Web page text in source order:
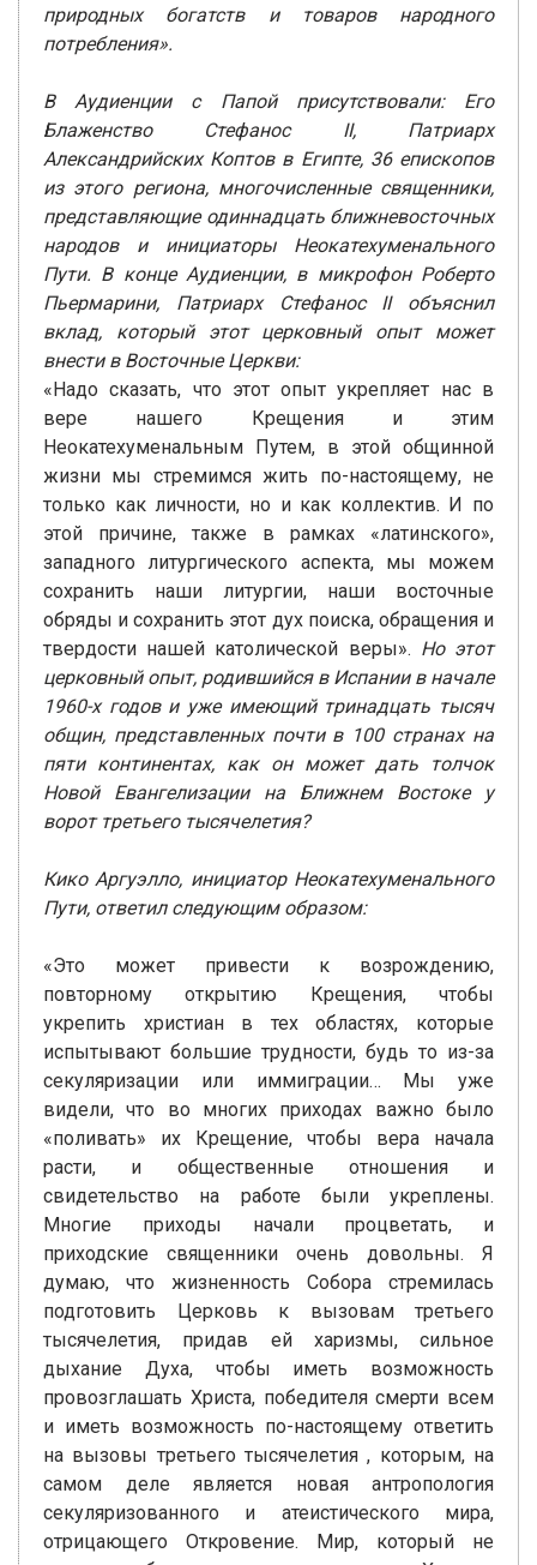
природных богатств и товаров народного
потребления».
В Аудиенции с Папой присутствовали: Его
Блаженство Стефанос II, Патриарх
Александрийских Коптов в Египте, 36 епископов
из этого региона, многочисленные священники,
представляющие одиннадцать ближневосточных
народов и инициаторы Неокатехуменального
Пути. В конце Аудиенции, в микрофон Роберто
Пьермарини, Патриарх Стефанос II объяснил
вклад, который этот церковный опыт может
внести в Восточные Церкви:
«Надо сказать, что этот опыт укрепляет нас в
вере нашего Крещения и этим
Неокатехуменальным Путем, в этой общинной
жизни мы стремимся жить по-настоящему, не
только как личности, но и как коллектив. И по
этой причине, также в рамках «латинского»,
западного литургического аспекта, мы можем
сохранить наши литургии, наши восточные
обряды и сохранить этот дух поиска, обращения и
твердости нашей католической веры». Но этот
церковный опыт, родившийся в Испании в начале
1960-х годов и уже имеющий тринадцать тысяч
общин, представленных почти в 100 странах на
пяти континентах, как он может дать толчок
Новой Евангелизации на Ближнем Востоке у
ворот третьего тысячелетия?
Кико Аргуэлло, инициатор Неокатехуменального
Пути, ответил следующим образом:
«Это может привести к возрождению,
повторному открытию Крещения, чтобы
укрепить христиан в тех областях, которые
испытывают большие трудности, будь то из-за
секуляризации или иммиграции… Мы уже
видели, что во многих приходах важно было
«поливать» их Крещение, чтобы вера начала
расти, и общественные отношения и
свидетельство на работе были укреплены.
Многие приходы начали процветать, и
приходские священники очень довольны. Я
думаю, что жизненность Собора стремилась
подготовить Церковь к вызовам третьего
тысячелетия, придав ей харизмы, сильное
дыхание Духа, чтобы иметь возможность
провозглашать Христа, победителя смерти всем
и иметь возможность по-настоящему ответить
на вызовы третьего тысячелетия , которым, на
самом деле является новая антропология
секуляризованного и атеистического мира,
отрицающего Откровение. Мир, который не